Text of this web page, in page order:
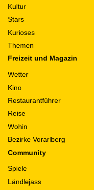
Kultur
Stars
Kurioses
Themen
Freizeit und Magazin
Wetter
Kino
Restaurantführer
Reise
Wohin
Bezirke Vorarlberg
Community
Spiele
Ländlejass